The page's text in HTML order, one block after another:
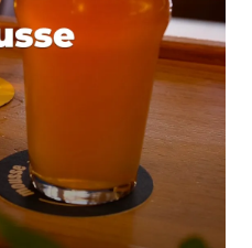
duo de Bioburger
jour !!
duo de Bioburger